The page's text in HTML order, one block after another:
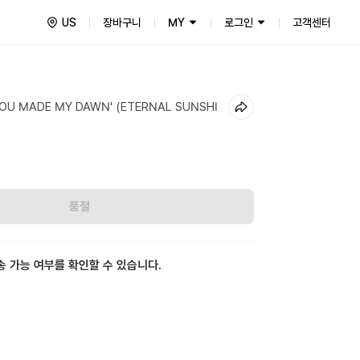
US 장바구니 MY 로그인 고객센터
MADE MY DAWN' (ETERNAL SUNSHI
품절
가능 여부를 확인할 수 있습니다.